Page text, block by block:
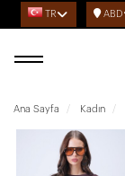
TR ABD
Ana Sayfa Kadın